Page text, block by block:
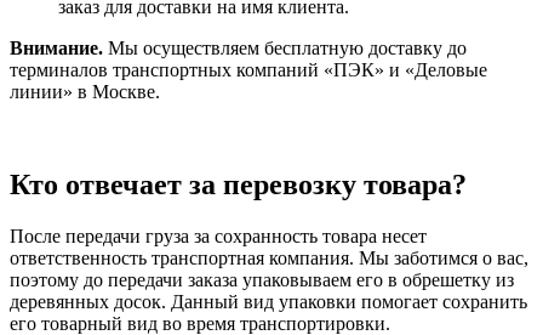
заказ для доставки на имя клиента.
Внимание. Мы осуществляем бесплатную доставку до
терминалов транспортных компаний «ПЭК» и «Деловые
линии» в Москве.
Кто отвечает за перевозку товара?
После передачи груза за сохранность товара несет
ответственность транспортная компания. Мы заботимся о вас,
поэтому до передачи заказа упаковываем его в обрешетку из
деревянных досок. Данный вид упаковки помогает сохранить
его товарный вид во время транспортировки.